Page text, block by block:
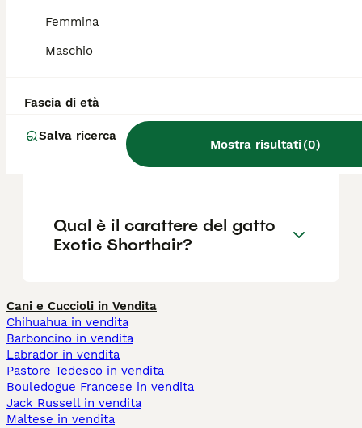
Femmina
Maschio
Fascia di età
Salva ricerca
Mostra risultati(0)
Quanto vivono i gatti Exotic
Shorthair?
Qual è la differenza tra un
Persiano e un Exotic
Shorthair?
Qual è il carattere del gatto
Exotic Shorthair?
Cani e Cuccioli in Vendita
Chihuahua in vendita
Barboncino in vendita
Labrador in vendita
Pastore Tedesco in vendita
Bouledogue Francese in vendita
Jack Russell in vendita
Maltese in vendita